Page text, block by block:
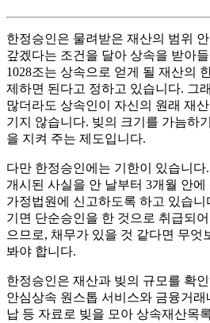
한정승인은 물려받은 재산의 범위
갚겠다는 조건을 달아 상속을 받아
1028조는 상속으로 얻게 될 재산의
제하면 된다고 정하고 있습니다. 그
많더라도 상속인이 자신의 원래 재
기지 않습니다. 빚의 크기를 가늠하
을 지켜 주는 제도입니다.
다만 한정승인에는 기한이 있습니다.
개시된 사실을 안 날부터 3개월 안
가정법원에 신고하도록 하고 있습
기면 단순승인을 한 것으로 취급되
으므로, 채무가 있을 것 같다면 무엇
봐야 합니다.
한정승인은 재산과 빚의 규모를 확
안심상속 원스톱 서비스와 금융거래
납 등 자료로 빚을 모아 상속재산목